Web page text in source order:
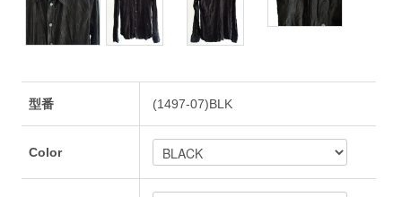
型番 (1497-07)BLK
Color